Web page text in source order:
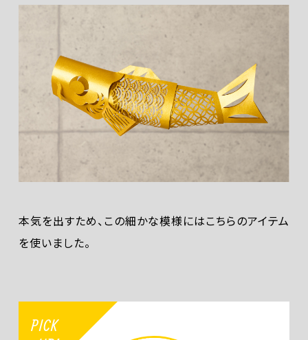
本気を出すため、この細かな模様にはこちらのアイテム
を使いました。